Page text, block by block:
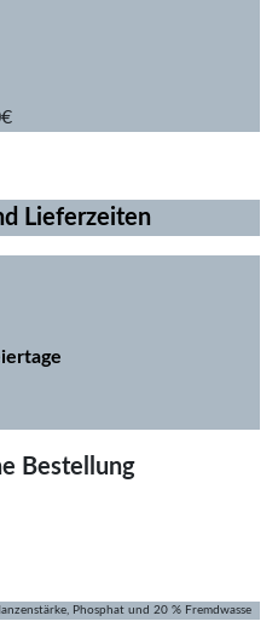
Lieferzeiten
Bestellung
Phosphat und 20 % Fremdwasse